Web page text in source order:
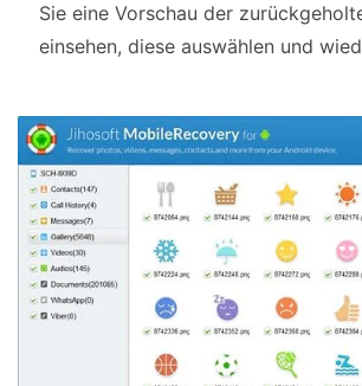
Sie eine Vorschau der
einsehen, diese auswählen und